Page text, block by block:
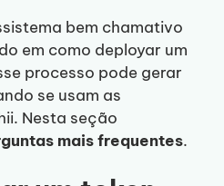
bem chamativo
em como deployar um
processo pode gerar
se usam as
Nesta seção
mais frequentes.